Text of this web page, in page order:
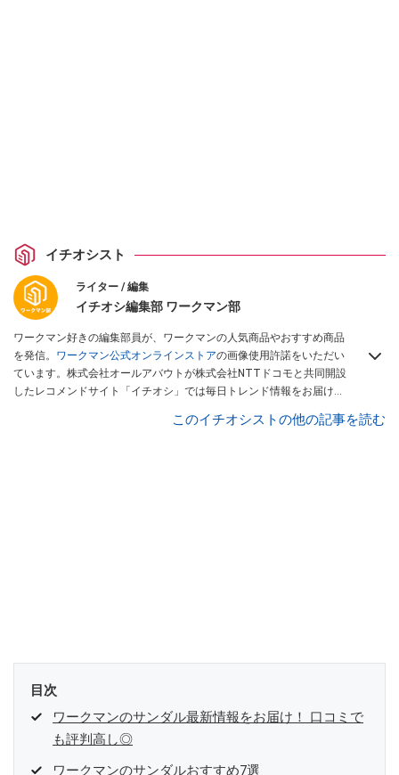
イチオシスト
ライター / 編集
イチオシ編集部 ワークマン部
ワークマン好きの編集部員が、ワークマンの人気商品やおすすめ商品
を発信。 ワークマン公式オンラインストアの画像使用許諾をいただい
ています。株式会社オールアバウトが株式会社NTTドコモと共同開設
したレコメンドサイト「イチオシ」では毎日トレンド情報をお届け。
このイチオシストの他の記事を読む
目次
ワークマンのサンダル最新情報をお届け！ 口コミで
も評判高し◎
ワークマンのサンダルおすすめ7選